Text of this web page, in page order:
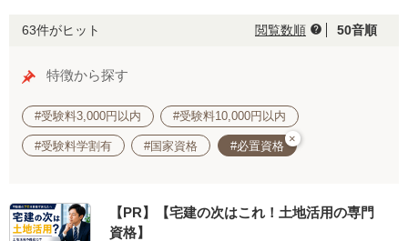
63件がヒット 閲覧数順 help 50音順
特徴から探す
#受験料3,000円以内 #受験料10,000円以内
#受験料学割有 #国家資格 #必置資格
×
【PR】【宅建の次はこれ！土地活用の専門
資格】